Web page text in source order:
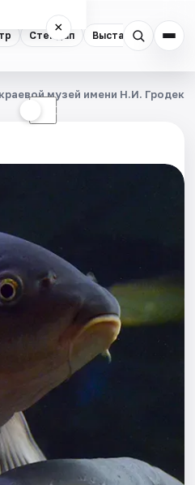
Стендап Выставки
×
☾
музей имени Н.И.